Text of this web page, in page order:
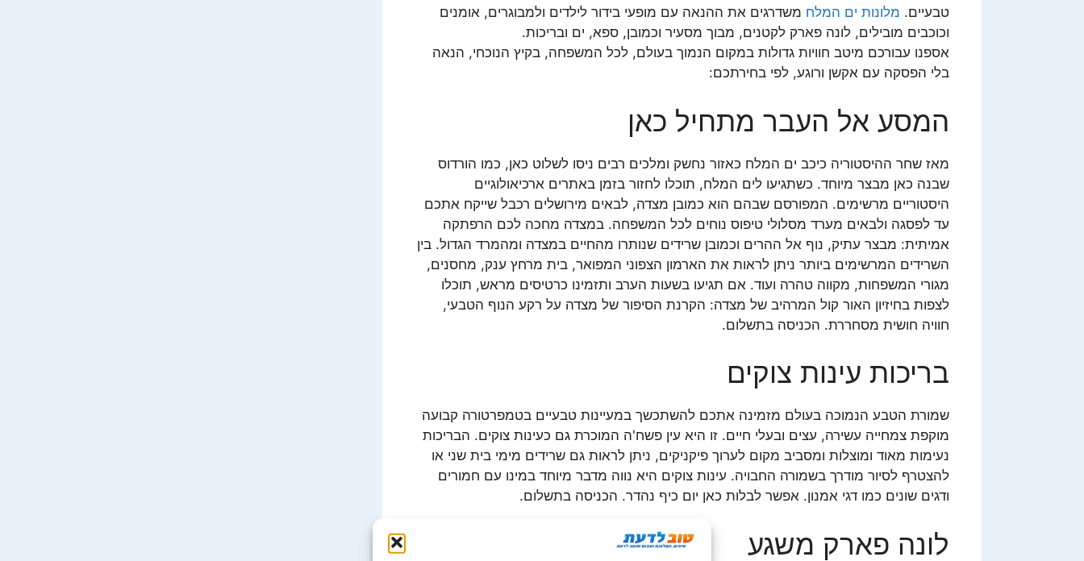
טבעיים. מלונות ים המלח משדרגים את ההנאה עם מופעי בידור לילדים ולמבוגרים, אומנים
וכוכבים מובילים, לונה פארק לקטנים, מבוך מסעיר וכמובן, ספא, ים ובריכות.
אספנו עבורכם מיטב חוויות גדולות במקום הנמוך בעולם, לכל המשפחה, בקיץ הנוכחי, הנאה
בלי הפסקה עם אקשן ורוגע, לפי בחירתכם:
המסע אל העבר מתחיל כאן
מאז שחר ההיסטוריה כיכב ים המלח כאזור נחשק ומלכים רבים ניסו לשלוט כאן, כמו הורדוס
שבנה כאן מבצר מיוחד. כשתגיעו לים המלח, תוכלו לחזור בזמן באתרים ארכיאולוגיים
היסטוריים מרשימים. המפורסם שבהם הוא כמובן מצדה, לבאים מירושלים רכבל שייקח אתכם
עד לפסגה ולבאים מערד מסלולי טיפוס נוחים לכל המשפחה. במצדה מחכה לכם הרפתקה
אמיתית: מבצר עתיק, נוף אל ההרים וכמובן שרידים שנותרו מהחיים במצדה ומהמרד הגדול. בין
השרידים המרשימים ביותר ניתן לראות את הארמון הצפוני המפואר, בית מרחץ ענק, מחסנים,
מגורי המשפחות, מקווה טהרה ועוד. אם תגיעו בשעות הערב ותזמינו כרטיסים מראש, תוכלו
לצפות בחיזיון האור קול המרהיב של מצדה: הקרנת הסיפור של מצדה על רקע הנוף הטבעי,
חוויה חושית מסחררת. הכניסה בתשלום.
בריכות עינות צוקים
שמורת הטבע הנמוכה בעולם מזמינה אתכם להשתכשך במעיינות טבעיים בטמפרטורה קבועה
מוקפת צמחייה עשירה, עצים ובעלי חיים. זו היא עין פשח'ה המוכרת גם כעינות צוקים. הבריכות
נעימות מאוד ומוצלות ומסביב מקום לערוך פיקניקים, ניתן לראות גם שרידים מימי בית שני או
להצטרף לסיור מודרך בשמורה החבויה. עינות צוקים היא נווה מדבר מיוחד במינו עם חמורים
ודגים שונים כמו דגי אמנון. אפשר לבלות כאן יום כיף נהדר. הכניסה בתשלום.
לונה פארק משגע